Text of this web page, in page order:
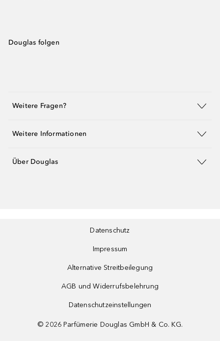
Douglas folgen
Weitere Fragen?
Weitere Informationen
Über Douglas
Datenschutz
Impressum
Alternative Streitbeilegung
AGB und Widerrufsbelehrung
Datenschutzeinstellungen
© 2026 Parfümerie Douglas GmbH & Co. KG.